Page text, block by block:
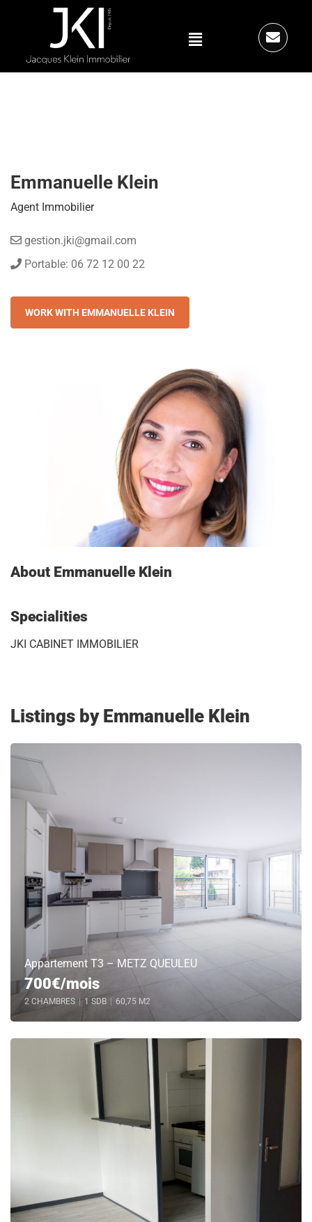
Emmanuelle Klein
Agent Immobilier
gestion.jki@gmail.com
Portable: 06 72 12 00 22
WORK WITH EMMANUELLE KLEIN
About Emmanuelle Klein
Specialities
JKI CABINET IMMOBILIER
Listings by Emmanuelle Klein
Appartement T3 – METZ QUEULEU
700€/mois
2 CHAMBRES 1 SDB 60,75 M2